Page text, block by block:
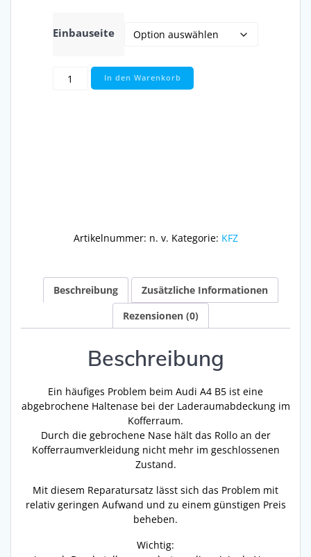
Einbauseite
Reparatursatz
Laderaumabdeckung
In den Warenkorb
Artikelnummer: n. v. Kategorie: KFZ
Beschreibung
Zusätzliche Informationen
Rezensionen (0)
Beschreibung
Ein häufiges Problem beim Audi A4 B5 ist eine
abgebrochene Haltenase bei der Laderaumabdeckung im
Kofferraum.
Durch die gebrochene Nase hält das Rollo an der
Kofferraumverkleidung nicht mehr im geschlossenen
Zustand.
Mit diesem Reparatursatz lässt sich das Problem mit
relativ geringen Aufwand und zu einem günstigen Preis
beheben.
Wichtig: